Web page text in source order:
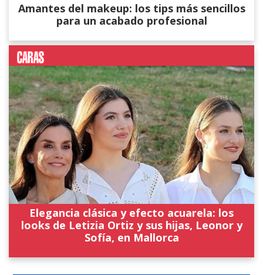
Amantes del makeup: los tips más sencillos
para un acabado profesional
Elegancia clásica y efecto acuarela: los
looks de Letizia Ortiz y sus hijas, Leonor y
Sofía, en Mallorca